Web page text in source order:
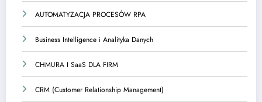
AUTOMATYZACJA PROCESÓW RPA
Business Intelligence i Analityka Danych
CHMURA I SaaS DLA FIRM
CRM (Customer Relationship Management)